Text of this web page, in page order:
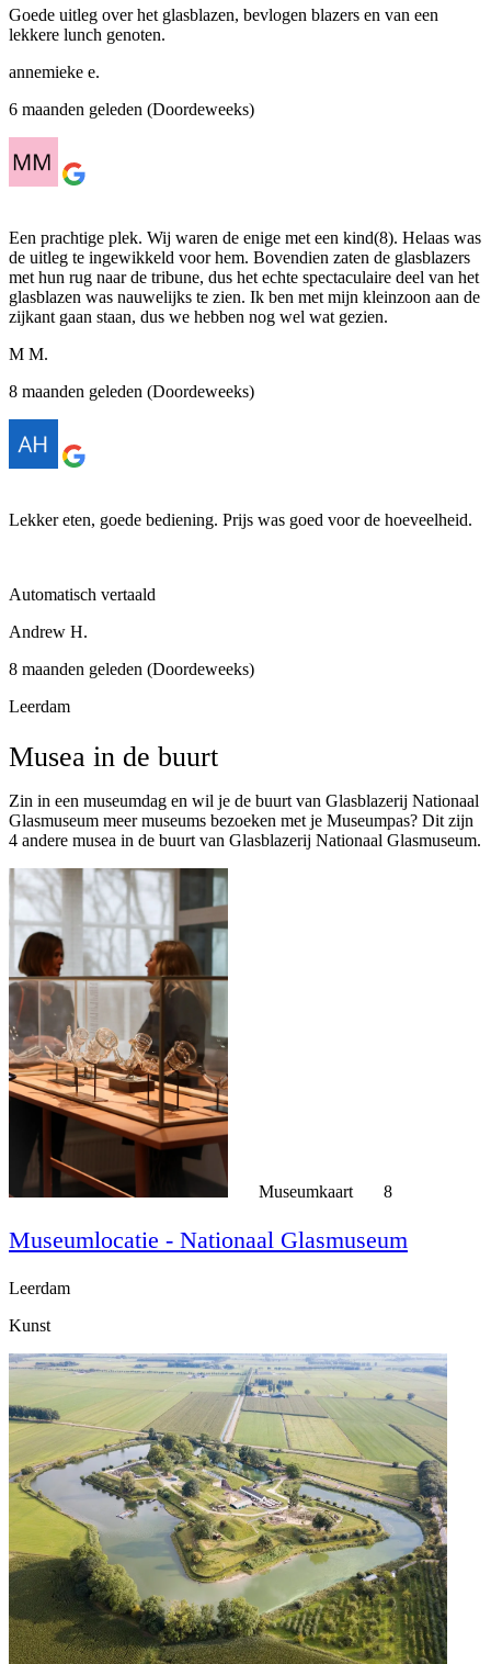
Goede uitleg over het glasblazen, bevlogen blazers en van een
lekkere lunch genoten.
annemieke e.
6 maanden geleden (Doordeweeks)
Een prachtige plek. Wij waren de enige met een kind(8). Helaas was
de uitleg te ingewikkeld voor hem. Bovendien zaten de glasblazers
met hun rug naar de tribune, dus het echte spectaculaire deel van het
glasblazen was nauwelijks te zien. Ik ben met mijn kleinzoon aan de
zijkant gaan staan, dus we hebben nog wel wat gezien.
M M.
8 maanden geleden (Doordeweeks)
Lekker eten, goede bediening. Prijs was goed voor de hoeveelheid.
Automatisch vertaald
Andrew H.
8 maanden geleden (Doordeweeks)
Leerdam
Musea in de buurt
Zin in een museumdag en wil je de buurt van Glasblazerij Nationaal
Glasmuseum meer museums bezoeken met je Museumpas? Dit zijn
4 andere musea in de buurt van Glasblazerij Nationaal Glasmuseum.
Museumkaart 8
Museumlocatie - Nationaal Glasmuseum
Leerdam
Kunst